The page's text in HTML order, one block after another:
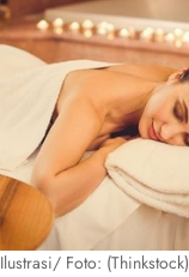
Ilustrasi/ Foto: (Thinkstock)